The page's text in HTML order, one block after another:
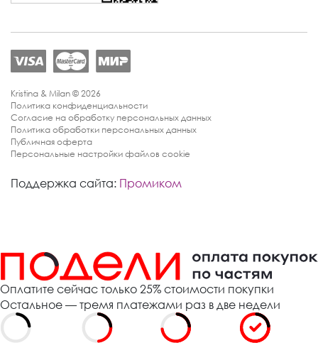
Kristina & Milan © 2026
Политика конфиденциальности
Согласие на обработку персональных данных
Политика обработки персональных данных
Публичная оферта
Персональные настройки файлов cookie
Поддержка сайта: Промиком
Оплатите сейчас только 25% стоимости покупки
Остальное — тремя платежами раз в две недели